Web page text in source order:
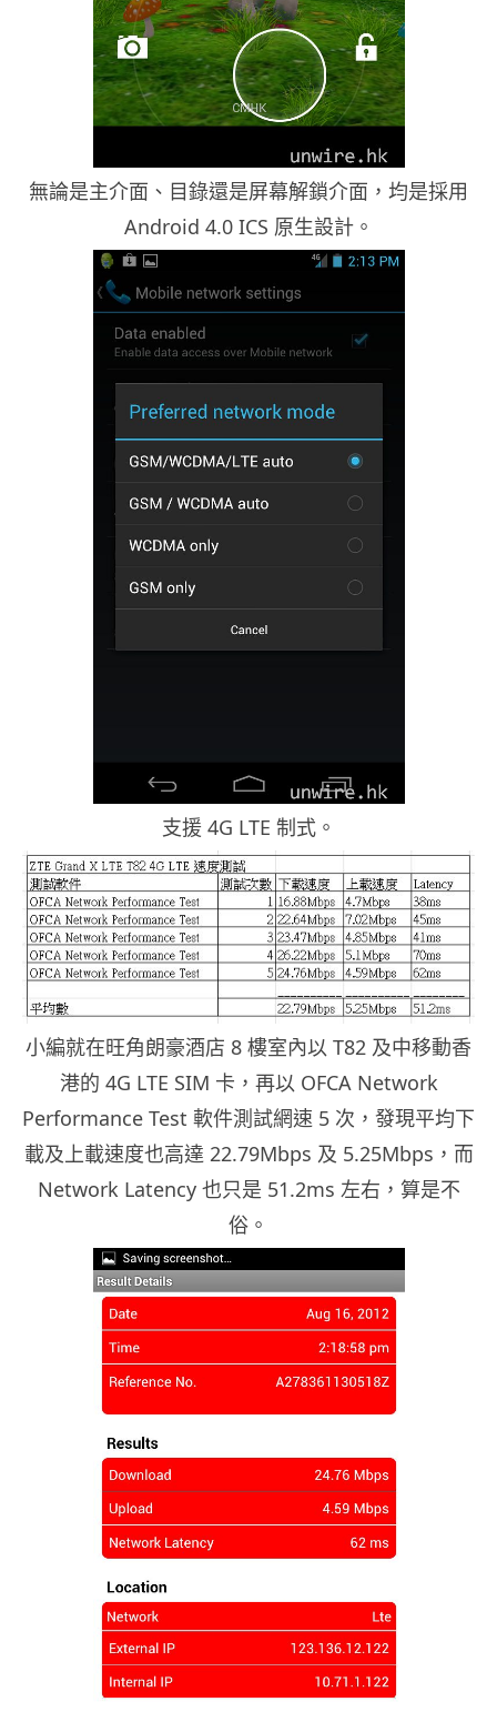
無論是主介面、目錄還是屏幕解鎖介面，均是採用
Android 4.0 ICS 原生設計。
支援 4G LTE 制式。
小編就在旺角朗豪酒店 8 樓室內以 T82 及中移動香
港的 4G LTE SIM 卡，再以 OFCA Network
Performance Test 軟件測試網速 5 次，發現平均下
載及上載速度也高達 22.79Mbps 及 5.25Mbps，而
Network Latency 也只是 51.2ms 左右，算是不
俗。